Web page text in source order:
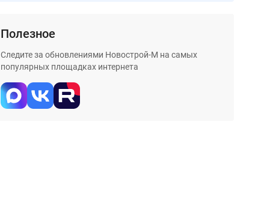
Полезное
Следите за обновлениями Новострой-М на самых
популярных площадках интернета